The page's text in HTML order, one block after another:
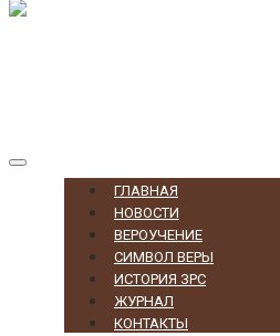
Toggle
ГЛАВНАЯ
НОВОСТИ
ВЕРОУЧЕНИЕ
СИМВОЛ ВЕРЫ
ИСТОРИЯ ЗРС
ЖУРНАЛ
КОНТАКТЫ